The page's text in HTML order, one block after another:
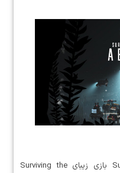
دانلود بازی Surviving the Abyss بازی زیبای Surviving the